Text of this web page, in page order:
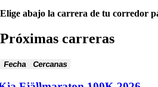
Elige abajo la carrera de tu corredor
Próximas carreras
Fecha Cercanas